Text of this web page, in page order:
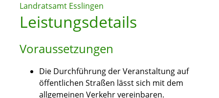
Landratsamt Esslingen
Leistungsdetails
Voraussetzungen
Die Durchführung der Veranstaltung auf
öffentlichen Straßen lässt sich mit dem
allgemeinen Verkehr vereinbaren.